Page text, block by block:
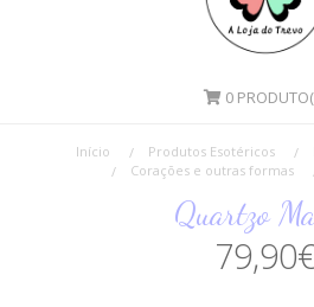
0
Início Produtos Esotéricos
Corações e outras formas
Quartzo